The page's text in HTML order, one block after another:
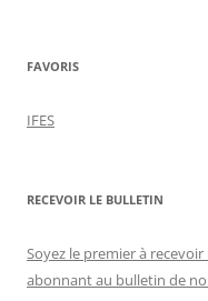
FAVORIS
IFES
RECEVOIR LE BULLETIN
Soyez le premier à
abonnant au bulletin de